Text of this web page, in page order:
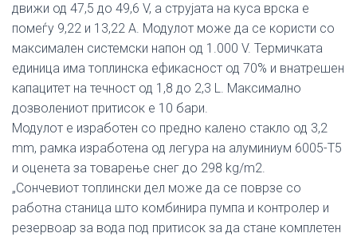
движи од 47,5 до 49,6 V, а струјата на куса врска е
помеѓу 9,22 и 13,22 А. Модулот може да се користи со
максимален системски напон од 1.000 V. Термичката
единица има топлинска ефикасност од 70% и внатрешен
капацитет на течност од 1,8 до 2,3 L. Максимално
дозволениот притисок е 10 бари.
Модулот е изработен со предно калено стакло од 3,2
mm, рамка изработена од легура на алуминиум 6005-T5
и оценета за товарење снег до 298 kg/m2.
„Сончевиот топлински дел може да се поврзе со
работна станица што комбинира пумпа и контролер и
резервоар за вода под притисок за да стане комплетен